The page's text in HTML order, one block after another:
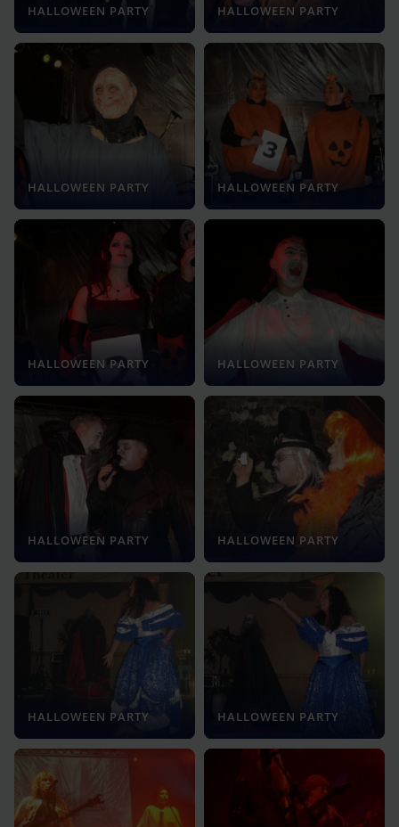
HALLOWEEN PARTY HALLOWEEN PARTY
HALLOWEEN PARTY HALLOWEEN PARTY
HALLOWEEN PARTY HALLOWEEN PARTY
HALLOWEEN PARTY HALLOWEEN PARTY
HALLOWEEN PARTY HALLOWEEN PARTY